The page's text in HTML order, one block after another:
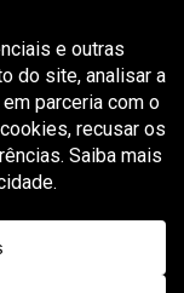
do rosa"
de “XTRANHO”
Paraíso